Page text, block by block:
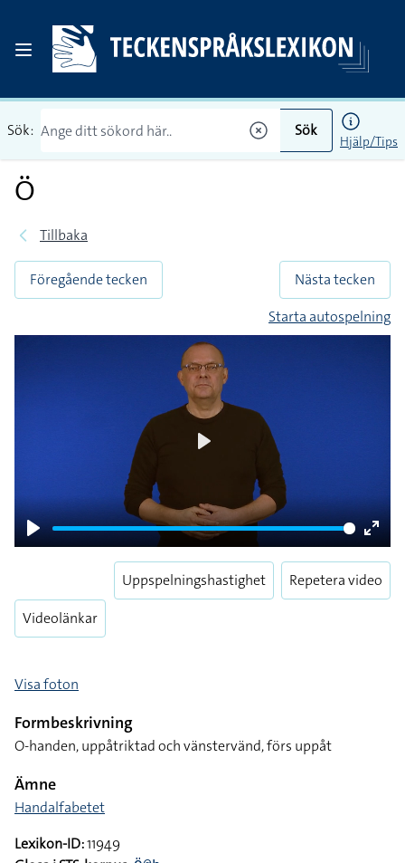
Sök: Sök
Hjälp/Tips
Ö
Tillbaka
Föregående tecken
Nästa tecken
Starta autospelning
Play
Enter
Videolänkar
Uppspelningshastighet Repetera video
Visa foton
Formbeskrivning
O-handen, uppåtriktad och vänstervänd, förs uppåt
Ämne
Handalfabetet
Lexikon-ID:11949